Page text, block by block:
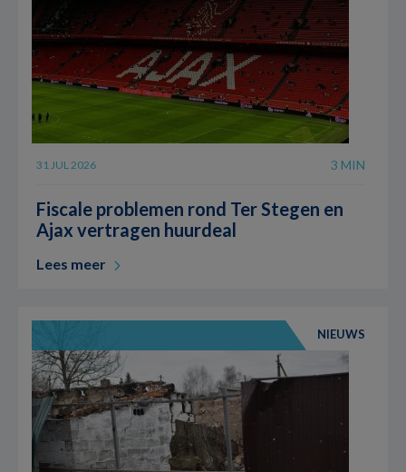
31 JUL 2026 3 MIN
Fiscale problemen rond Ter Stegen en
Ajax vertragen huurdeal
Lees meer
NIEUWS